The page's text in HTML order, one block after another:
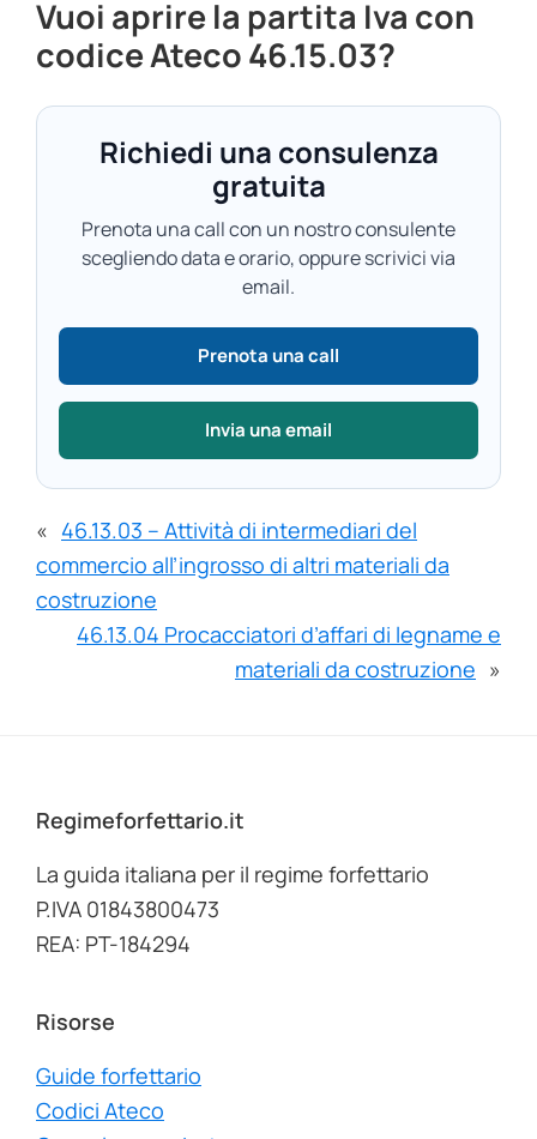
Vuoi aprire la partita Iva con
codice Ateco 46.15.03?
Richiedi una consulenza
gratuita
Prenota una call con un nostro consulente
scegliendo data e orario, oppure scrivici via
email.
Prenota una call
Invia una email
« 46.13.03 – Attività di intermediari del
commercio all’ingrosso di altri materiali da
costruzione
46.13.04 Procacciatori d’affari di legname e
materiali da costruzione »
Footer
Regimeforfettario.it
La guida italiana per il regime forfettario
P.IVA 01843800473
REA: PT-184294
Risorse
Guide forfettario
Codici Ateco